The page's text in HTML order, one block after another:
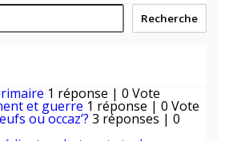
Recherche
1 réponse | 0 Vote
et guerre 1 réponse | 0 Vote
ou occaz’? 3 réponses | 0